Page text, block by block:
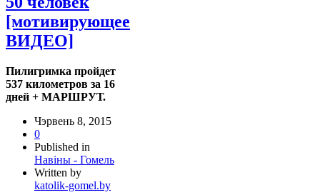
[мотивирующее
ВИДЕО]
Пилигримка пройдет
537 километров за 16
дней + МАРШРУТ.
Чэрвень 8, 2015
0
Published in
Навіны - Гомель
Written by
katolik-gomel.by